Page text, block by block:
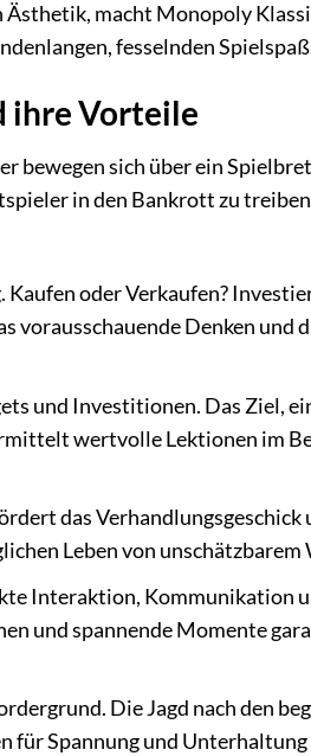
macht Monopoly
fesselnden
ihre Vorteile
bewegen sich über ein
in den Bankrott zu
oder Verkaufen?
vorausschauende Denken und
und Investitionen. Das Ziel,
wertvolle Lektionen im
das Verhandlungsgeschick
Leben von unschätzbarem
Interaktion, Kommunikation
und spannende Momente
Die Jagd nach den
für Spannung und Unterhaltung